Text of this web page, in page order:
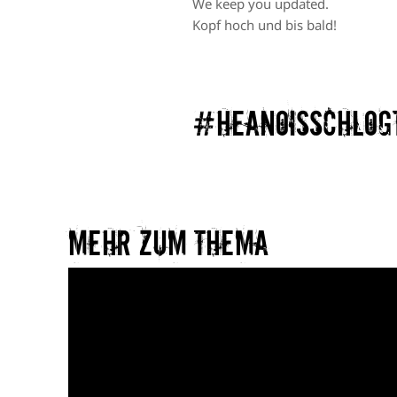
We keep you updated.
Kopf hoch und bis bald!
Mehr zum Thema​